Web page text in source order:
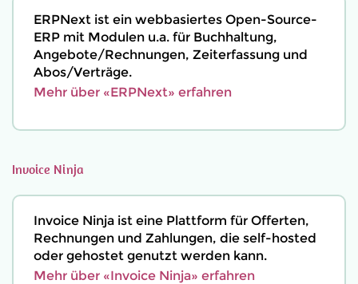
ERPNext ist ein webbasiertes Open-Source-
ERP mit Modulen u.a. für Buchhaltung,
Angebote/Rechnungen, Zeiterfassung und
Abos/Verträge.
Mehr über «ERPNext» erfahren
Invoice Ninja
Invoice Ninja ist eine Plattform für Offerten,
Rechnungen und Zahlungen, die self-hosted
oder gehostet genutzt werden kann.
Mehr über «Invoice Ninja» erfahren